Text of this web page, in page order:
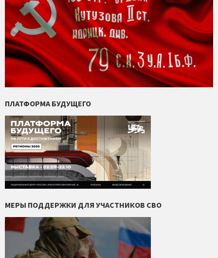
ПЛАТФОРМА БУДУЩЕГО
МЕРЫ ПОДДЕРЖКИ ДЛЯ УЧАСТНИКОВ СВО